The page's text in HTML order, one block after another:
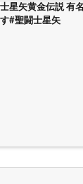
星矢黄金伝説 有
#聖闘士星矢